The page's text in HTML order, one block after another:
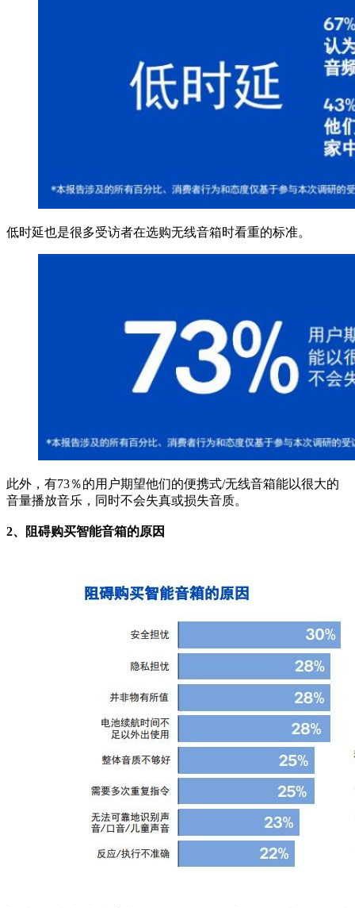
低时延也是很多受访者在选购无线音箱时看重的标准。
此外，有73％的用户期望他们的便携式/无线音箱能以很大的
音量播放音乐，同时不会失真或损失音质。
2、阻碍购买智能音箱的原因